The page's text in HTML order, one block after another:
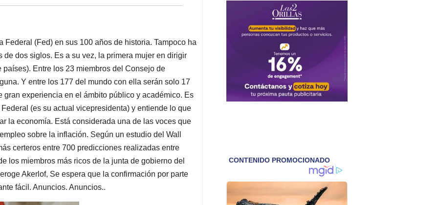
(Fed) en sus 100 años de historia. Tampoco ha
dos siglos. Es a su vez, la primera mujer en dirigir
Entre los 23 miembros del Consejo de
Y entre los 177 del mundo con ella serán solo 17
experiencia en el ámbito público y académico. Es
(es su actual vicepresidenta) y entiende lo que
la economía. Está considerada una de las voces que
sobre la inflación. Según un estudio del Wall
certeros entre 700 predicciones realizadas entre
los miembros más ricos de la junta de gobierno del
Akerlof, Se espera que la confirmación por parte
fácil. Anuncios. Anuncios..